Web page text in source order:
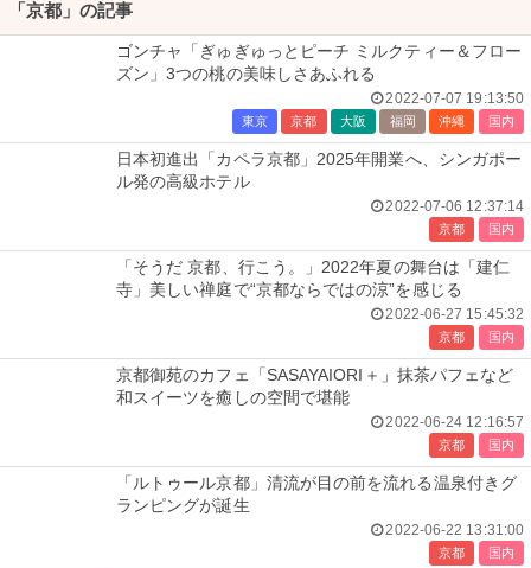
「京都」の記事
ゴンチャ「ぎゅぎゅっとピーチ ミルクティー＆フロー
ズン」3つの桃の美味しさあふれる
2022-07-07 19:13:50
東京 京都 大阪 福岡 沖縄 国内
日本初進出「カペラ京都」2025年開業へ、シンガポー
ル発の高級ホテル
2022-07-06 12:37:14
京都 国内
「そうだ 京都、行こう。」2022年夏の舞台は「建仁
寺」美しい禅庭で“京都ならではの涼”を感じる
2022-06-27 15:45:32
京都 国内
京都御苑のカフェ「SASAYAIORI＋」抹茶パフェなど
和スイーツを癒しの空間で堪能
2022-06-24 12:16:57
京都 国内
「ルトゥール京都」清流が目の前を流れる温泉付きグ
ランピングが誕生
2022-06-22 13:31:00
京都 国内